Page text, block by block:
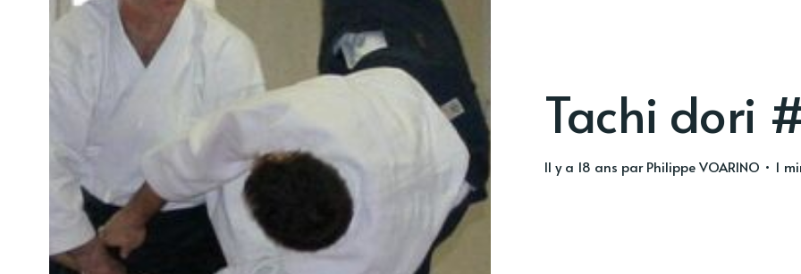
Tachi dori
il y a 18 ans parPhilippe VOARINO • 1